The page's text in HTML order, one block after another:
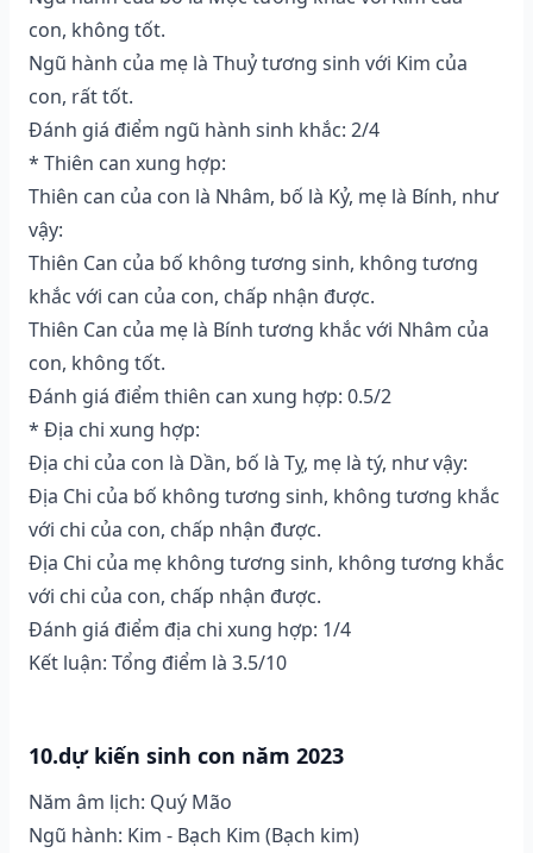
con, không tốt.
Ngũ hành của mẹ là Thuỷ tương sinh với Kim của
con, rất tốt.
Đánh giá điểm ngũ hành sinh khắc: 2/4
* Thiên can xung hợp:
Thiên can của con là Nhâm, bố là Kỷ, mẹ là Bính, như
vậy:
Thiên Can của bố không tương sinh, không tương
khắc với can của con, chấp nhận được.
Thiên Can của mẹ là Bính tương khắc với Nhâm của
con, không tốt.
Đánh giá điểm thiên can xung hợp: 0.5/2
* Địa chi xung hợp:
Địa chi của con là Dần, bố là Tỵ, mẹ là tý, như vậy:
Địa Chi của bố không tương sinh, không tương khắc
với chi của con, chấp nhận được.
Địa Chi của mẹ không tương sinh, không tương khắc
với chi của con, chấp nhận được.
Đánh giá điểm địa chi xung hợp: 1/4
Kết luận: Tổng điểm là 3.5/10
10.dự kiến sinh con năm 2023
Năm âm lịch: Quý Mão
Ngũ hành: Kim - Bạch Kim (Bạch kim)